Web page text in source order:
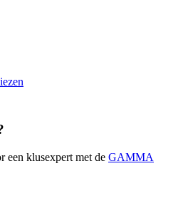
een klusexpert met de GAMMA